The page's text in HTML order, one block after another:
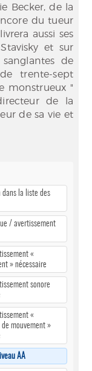
Becker, de la
du tueur
aussi ses
et sur
de
trente-sept
monstrueux "
de la
de sa vie et
dans la liste des
/ avertissement
«
» nécessaire
sonore
«
mouvement »
AA